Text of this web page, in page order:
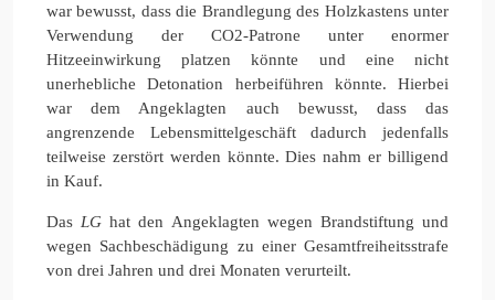
war bewusst, dass die Brandlegung des Holzkastens unter
Verwendung der CO2-Patrone unter enormer
Hitzeeinwirkung platzen könnte und eine nicht
unerhebliche Detonation herbeiführen könnte. Hierbei
war dem Angeklagten auch bewusst, dass das
angrenzende Lebensmittelgeschäft dadurch jedenfalls
teilweise zerstört werden könnte. Dies nahm er billigend
in Kauf.
Das LG hat den Angeklagten wegen Brandstiftung und
wegen Sachbeschädigung zu einer Gesamtfreiheitsstrafe
von drei Jahren und drei Monaten verurteilt.